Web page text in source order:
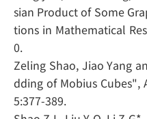
sian Product of Some
tions in Mathematical
0.
Zeling Shao, Jiao Yang
dding of Mobius Cubes",
5:377-389.